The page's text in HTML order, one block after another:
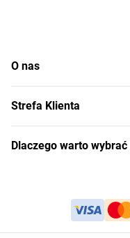
O nas
Strefa Klienta
Dlaczego warto